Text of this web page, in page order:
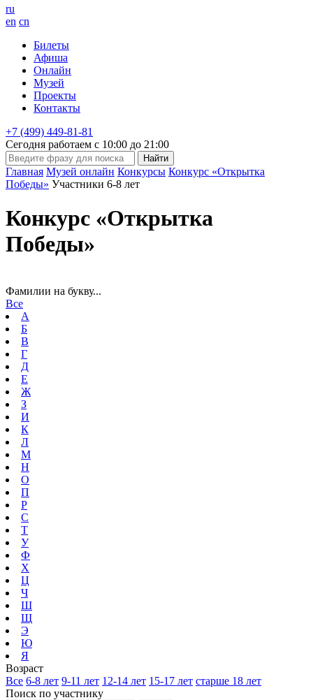
ru
en cn
Билеты
Афиша
Онлайн
Музей
Проекты
Контакты
+7 (499) 449-81-81
Сегодня работаем с 10:00 до 21:00
Главная Музей онлайн Конкурсы Конкурс «Открытка
Победы» Участники 6-8 лет
Конкурс «Открытка
Победы»
Фамилии на букву...
Все
А
Б
В
Г
Д
Е
Ж
З
И
К
Л
М
Н
О
П
Р
С
Т
У
Ф
Х
Ц
Ч
Ш
Щ
Э
Ю
Я
Возраст
Все 6-8 лет 9-11 лет 12-14 лет 15-17 лет старше 18 лет
Поиск по участнику